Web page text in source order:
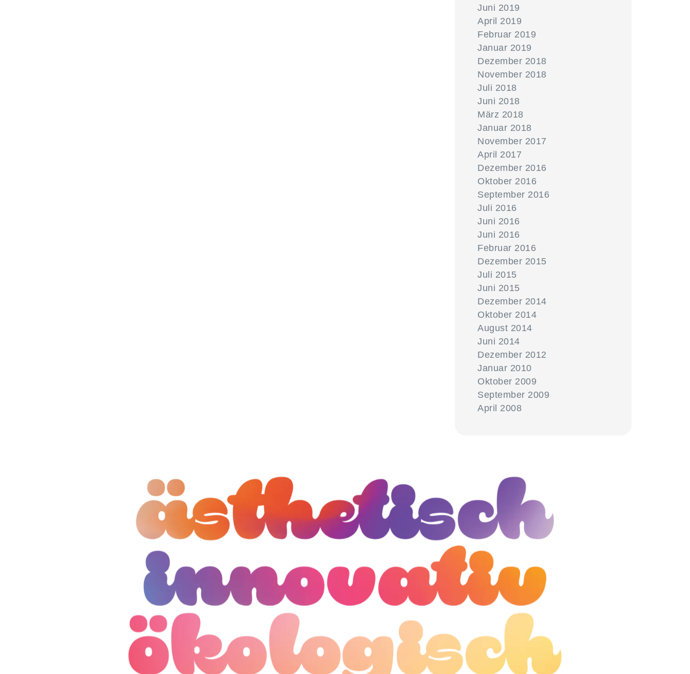
Juni 2019
April 2019
Februar 2019
Januar 2019
Dezember 2018
November 2018
Juli 2018
Juni 2018
März 2018
Januar 2018
November 2017
April 2017
Dezember 2016
Oktober 2016
September 2016
Juli 2016
Juni 2016
Juni 2016
Februar 2016
Dezember 2015
Juli 2015
Juni 2015
Dezember 2014
Oktober 2014
August 2014
Juni 2014
Dezember 2012
Januar 2010
Oktober 2009
September 2009
April 2008